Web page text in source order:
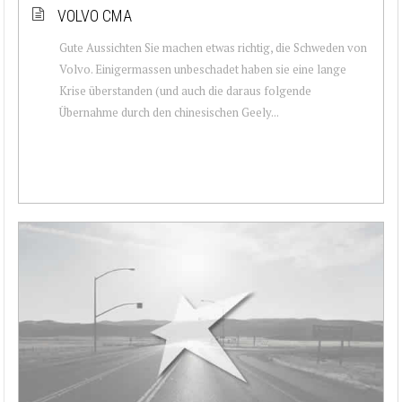
VOLVO CMA
Gute Aussichten Sie machen etwas richtig, die Schweden von
Volvo. Einigermassen unbeschadet haben sie eine lange
Krise überstanden (und auch die daraus folgende
Übernahme durch den chinesischen Geely...